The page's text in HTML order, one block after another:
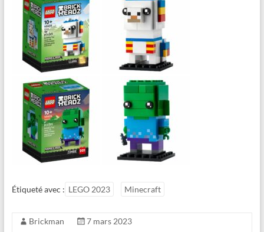
Étiqueté avec : LEGO 2023 Minecraft
Brickman
7 mars 2023